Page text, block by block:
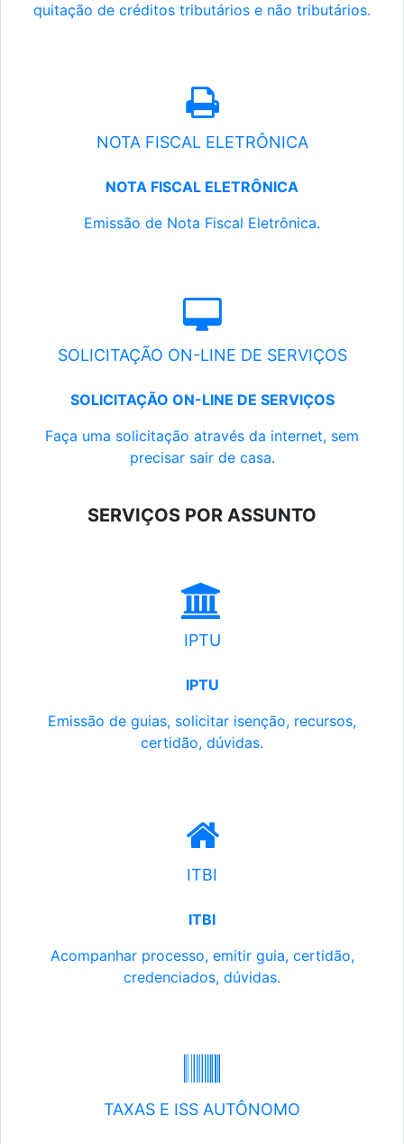
quitação de créditos tributários e não tributários.
NOTA FISCAL ELETRÔNICA
NOTA FISCAL ELETRÔNICA
Emissão de Nota Fiscal Eletrônica.
SOLICITAÇÃO ON-LINE DE SERVIÇOS
SOLICITAÇÃO ON-LINE DE SERVIÇOS
Faça uma solicitação através da internet, sem
precisar sair de casa.
SERVIÇOS POR ASSUNTO
IPTU
IPTU
Emissão de guias, solicitar isenção, recursos,
certidão, dúvidas.
ITBI
ITBI
Acompanhar processo, emitir guia, certidão,
credenciados, dúvidas.
TAXAS E ISS AUTÔNOMO